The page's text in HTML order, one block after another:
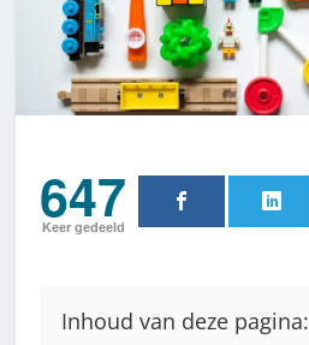
647
Keer gedeeld
Inhoud van deze pagina: